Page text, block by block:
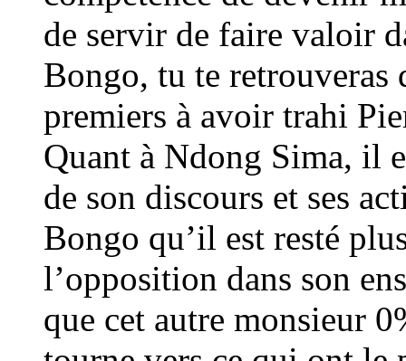
de servir de faire valoir
Bongo, tu te retrouveras
premiers à avoir trahi
Quant à Ndong Sima, il
de son discours et ses
Bongo qu’il est resté
l’opposition dans son
que cet autre monsieur